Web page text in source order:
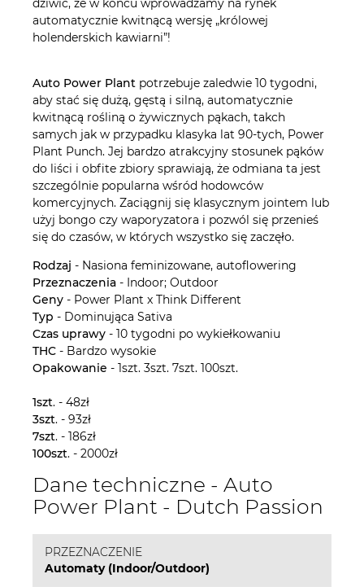
dziwić, że w końcu wprowadzamy na rynek
automatycznie kwitnącą wersję „królowej
holenderskich kawiarni”!
Auto Power Plant potrzebuje zaledwie 10 tygodni,
aby stać się dużą, gęstą i silną, automatycznie
kwitnącą rośliną o żywicznych pąkach, takch
samych jak w przypadku klasyka lat 90-tych, Power
Plant Punch. Jej bardzo atrakcyjny stosunek pąków
do liści i obfite zbiory sprawiają, że odmiana ta jest
szczególnie popularna wśród hodowców
komercyjnych. Zaciągnij się klasycznym jointem lub
użyj bongo czy waporyzatora i pozwól się przenieś
się do czasów, w których wszystko się zaczęło.
Rodzaj - Nasiona feminizowane, autoflowering
Przeznaczenia - Indoor; Outdoor
Geny - Power Plant x Think Different
Typ - Dominująca Sativa
Czas uprawy - 10 tygodni po wykiełkowaniu
THC - Bardzo wysokie
Opakowanie - 1szt. 3szt. 7szt. 100szt.
1szt. - 48zł
3szt. - 93zł
7szt. - 186zł
100szt. - 2000zł
Dane techniczne - Auto
Power Plant - Dutch Passion
PRZEZNACZENIE
Automaty (Indoor/Outdoor)